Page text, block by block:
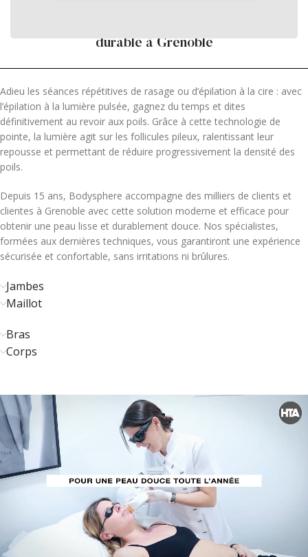
durable à Grenoble
Adieu les séances répétitives de rasage ou d’épilation à la cire : avec
l’épilation à la lumière pulsée, gagnez du temps et dites
définitivement au revoir aux poils. Grâce à cette technologie de
pointe, la lumière agit sur les follicules pileux, ralentissant leur
repousse et permettant de réduire progressivement la densité des
poils.
Depuis 15 ans, Bodysphere accompagne des milliers de clients et
clientes à Grenoble avec cette solution moderne et efficace pour
obtenir une peau lisse et durablement douce. Nos spécialistes,
formées aux dernières techniques, vous garantiront une expérience
sécurisée et confortable, sans irritations ni brûlures.
Jambes
Maillot
Bras
Corps